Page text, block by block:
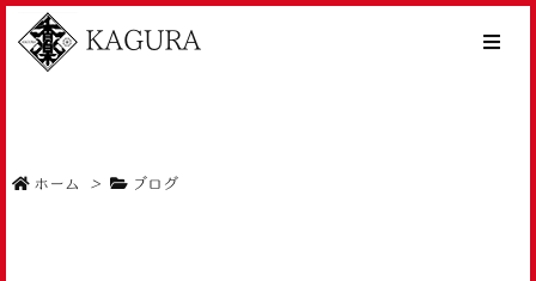
KAGURA
ホーム > ブログ